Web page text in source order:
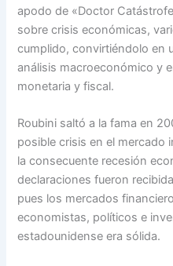
apodo de «Doctor
sobre crisis económicas,
cumplido, convirtiéndolo en
análisis macroeconómico y
monetaria y fiscal.
Roubini saltó a la fama en
posible crisis en el mercado
la consecuente recesión
declaraciones fueron
pues los mercados
economistas, políticos e
estadounidense era sólida.